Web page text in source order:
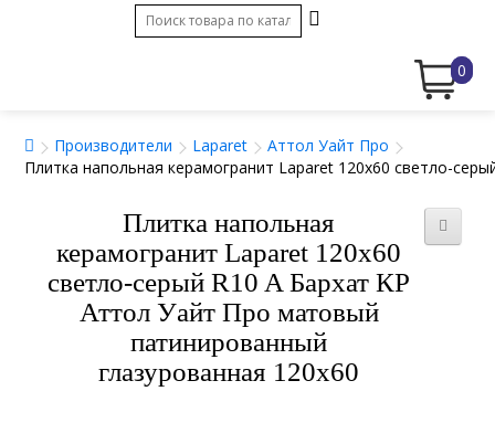
0
Производители Laparet
Аттол Уайт Про
Плитка напольная керамогранит Laparet 120x60 светло-
Плитка напольная
керамогранит Laparet 120x60
светло-серый R10 A Бархат КР
Аттол Уайт Про матовый
патинированный
глазурованная 120x60